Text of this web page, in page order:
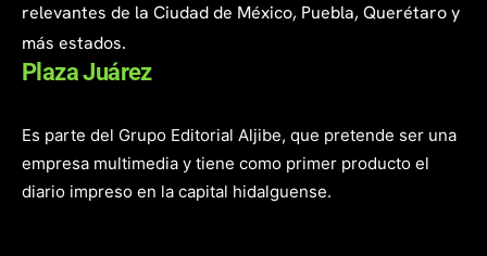
relevantes de la Ciudad de México, Puebla, Querétaro y
más estados.
Plaza Juárez
Es parte del Grupo Editorial Aljibe, que pretende ser una
empresa multimedia y tiene como primer producto el
diario impreso en la capital hidalguense.